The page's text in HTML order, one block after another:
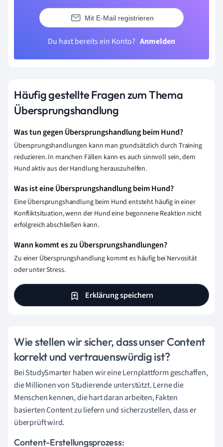
Mit E-Mail registrieren
Du hast bereits ein Konto? Anmelden
Häufig gestellte Fragen zum Thema
Übersprungshandlung
Was tun gegen Übersprungshandlung beim Hund?
Übersprungshandlungen kann man grundsätzlich durch Training
reduzieren. In manchen Fällen kann es auch sinnvoll sein, dem
Hund aktiv aus der Handlung herauszuhelfen.
Was ist eine Übersprungshandlung beim Hund?
Eine Übersprungshandlung beim Hund entsteht häufig in einer
Konfliktsituation, wenn der Hund eine begonnene Reaktion nicht
erfolgreich abschließen kann.
Wann kommt es zu Übersprungshandlungen?
Zu einer Übersprungshandlung kommt es häufig bei Nervosität
oder unter Stress.
Erklärung speichern
Wie stellen wir sicher, dass unser Content
korrekt und vertrauenswürdig ist?
Bei StudySmarter haben wir eine Lernplattform geschaffen,
die Millionen von Studierende unterstützt. Lerne die
Menschen kennen, die hart daran arbeiten, Fakten
basierten Content zu liefern und sicherzustellen, dass er
überprüft wird.
Content-Erstellungsprozess: